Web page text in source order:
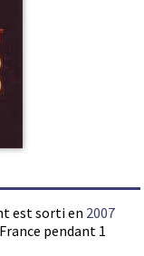
est sorti en 2007
pendant 1